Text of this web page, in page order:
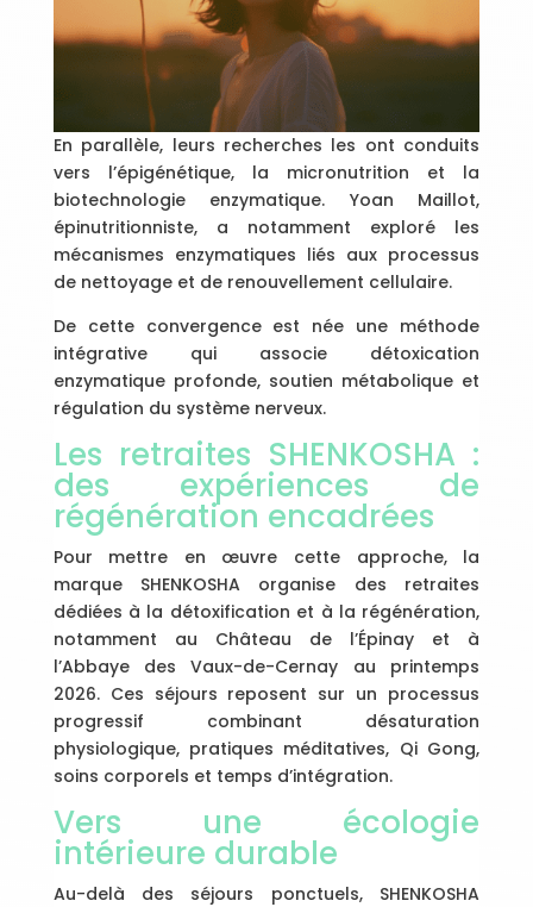
En parallèle, leurs recherches les ont conduits
vers l’épigénétique, la micronutrition et la
biotechnologie enzymatique. Yoan Maillot,
épinutritionniste, a notamment exploré les
mécanismes enzymatiques liés aux processus
de nettoyage et de renouvellement cellulaire.
De cette convergence est née une méthode
intégrative qui associe détoxication
enzymatique profonde, soutien métabolique et
régulation du système nerveux.
Les retraites SHENKOSHA :
des expériences de
régénération encadrées
Pour mettre en œuvre cette approche, la
marque SHENKOSHA organise des retraites
dédiées à la détoxification et à la régénération,
notamment au Château de l’Épinay et à
l’Abbaye des Vaux-de-Cernay au printemps
2026. Ces séjours reposent sur un processus
progressif combinant désaturation
physiologique, pratiques méditatives, Qi Gong,
soins corporels et temps d’intégration.
Vers une écologie
intérieure durable
Au-delà des séjours ponctuels, SHENKOSHA